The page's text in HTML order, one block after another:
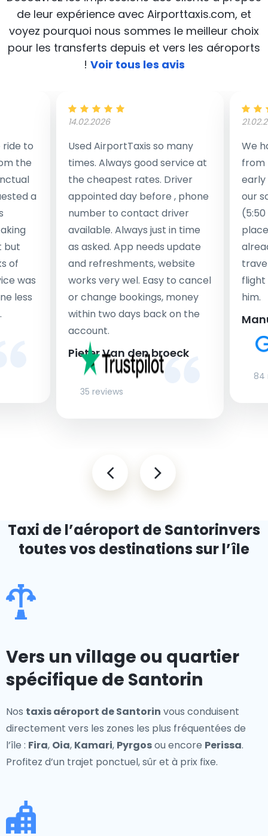
de leur expérience avec Airporttaxis.com, et
voyez pourquoi nous sommes le meilleur choix
pour les transferts depuis et vers les aéroports
! Voir tous les avis
to
the
a
but
of
was
less
14.02.2026
Used AirportTaxis so many
times. Always good service at
the cheapest rates. Driver
appointed day before , phone
number to contact driver
available. Always just in time
as asked. App needs update
and refreshments, website
works very wel. Easy to cancel
or change bookings, money
within two days back on the
account.
Pieter Van den broeck
35 reviews
We
from
early
our
flight
him.
84
Taxi de l’aéroport de Santorinvers
toutes vos destinations sur l’île
Vers un village ou quartier
spécifique de Santorin
Nos taxis aéroport de Santorin vous conduisent
directement vers les zones les plus fréquentées de
l’île : Fira, Oia, Kamari, Pyrgosou encore Perissa.
Profitez d’un trajet ponctuel, sûr et à prix fixe.